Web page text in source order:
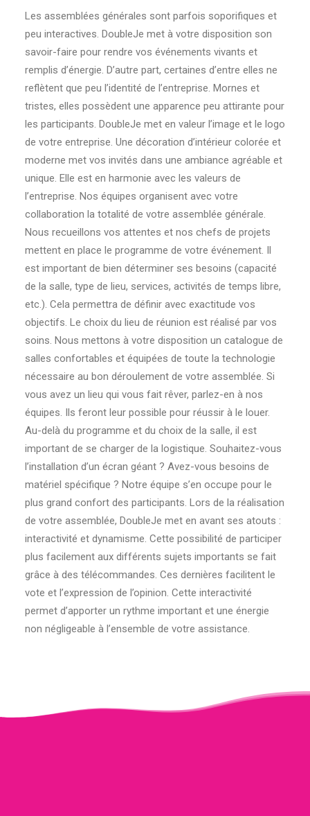
Les assemblées générales sont parfois soporifiques et
peu interactives. DoubleJe met à votre disposition son
savoir-faire pour rendre vos événements vivants et
remplis d’énergie. D’autre part, certaines d’entre elles ne
reflètent que peu l’identité de l’entreprise. Mornes et
tristes, elles possèdent une apparence peu attirante pour
les participants. DoubleJe met en valeur l’image et le logo
de votre entreprise. Une décoration d’intérieur colorée et
moderne met vos invités dans une ambiance agréable et
unique. Elle est en harmonie avec les valeurs de
l’entreprise. Nos équipes organisent avec votre
collaboration la totalité de votre assemblée générale.
Nous recueillons vos attentes et nos chefs de projets
mettent en place le programme de votre événement. Il
est important de bien déterminer ses besoins (capacité
de la salle, type de lieu, services, activités de temps libre,
etc.). Cela permettra de définir avec exactitude vos
objectifs. Le choix du lieu de réunion est réalisé par vos
soins. Nous mettons à votre disposition un catalogue de
salles confortables et équipées de toute la technologie
nécessaire au bon déroulement de votre assemblée. Si
vous avez un lieu qui vous fait rêver, parlez-en à nos
équipes. Ils feront leur possible pour réussir à le louer.
Au-delà du programme et du choix de la salle, il est
important de se charger de la logistique. Souhaitez-vous
l’installation d’un écran géant ? Avez-vous besoins de
matériel spécifique ? Notre équipe s’en occupe pour le
plus grand confort des participants. Lors de la réalisation
de votre assemblée, DoubleJe met en avant ses atouts :
interactivité et dynamisme. Cette possibilité de participer
plus facilement aux différents sujets importants se fait
grâce à des télécommandes. Ces dernières facilitent le
vote et l’expression de l’opinion. Cette interactivité
permet d’apporter un rythme important et une énergie
non négligeable à l’ensemble de votre assistance.